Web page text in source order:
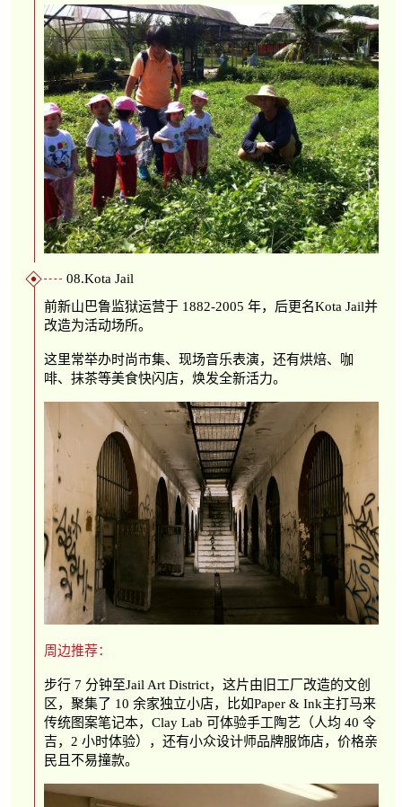
08.Kota Jail
前新山巴鲁监狱运营于 1882-2005 年，后更名Kota Jail并
改造为活动场所。
这里常举办时尚市集、现场音乐表演，还有烘焙、咖
啡、抹茶等美食快闪店，焕发全新活力。
周边推荐：
步行 7 分钟至Jail Art District，这片由旧工厂改造的文创
区，聚集了 10 余家独立小店，比如Paper & Ink主打马来
传统图案笔记本，Clay Lab 可体验手工陶艺（人均 40 令
吉，2 小时体验），还有小众设计师品牌服饰店，价格亲
民且不易撞款。